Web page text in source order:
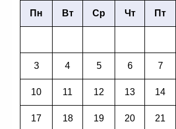
Пн Вт Ср Чт Пт
3 4 5 6 7
10 11 12 13 14
17 18 19 20 21